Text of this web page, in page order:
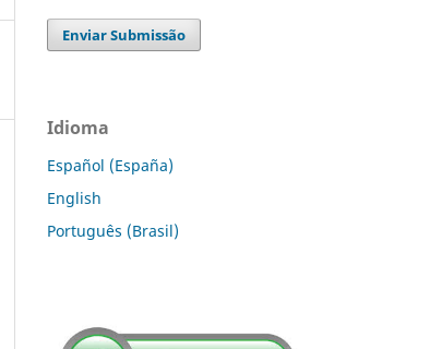
Enviar Submissão
Idioma
Español (España)
English
Português (Brasil)